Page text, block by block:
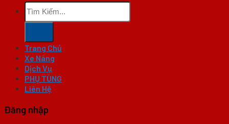
Tìm
kiếm:
Trang Chủ
Xe Nâng
Dịch Vụ
PHỤ TÙNG
Liên Hệ
Đăng nhập